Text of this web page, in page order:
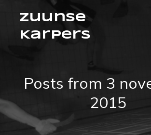
Zuunse
Karpers
Posts from 3
2015